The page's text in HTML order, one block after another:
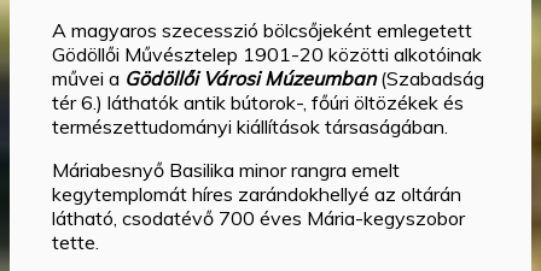
A magyaros szecesszió bölcsőjeként emlegetett
Gödöllői Művésztelep 1901-20 közötti alkotóinak
művei a Gödöllői Városi Múzeumban(Szabadság
tér 6.) láthatók antik bútorok-, főúri öltözékek és
természettudományi kiállítások társaságában.
Máriabesnyő Basilika minor rangra emelt
kegytemplomát híres zarándokhellyé az oltárán
látható, csodatévő 700 éves Mária-kegyszobor
tette.